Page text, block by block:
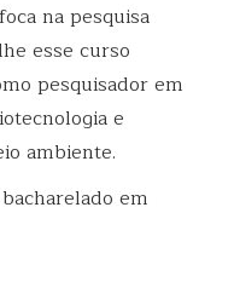
na pesquisa
esse curso
pesquisador em
e
ambiente.
em